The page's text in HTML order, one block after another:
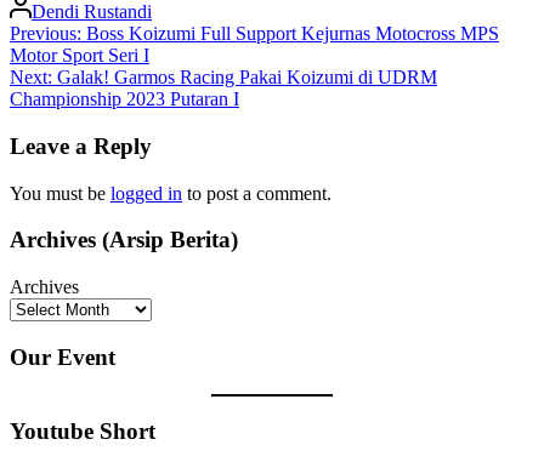
Dendi Rustandi
Post
navigation
Previous: Boss Koizumi Full Support Kejurnas Motocross MPS
Motor Sport Seri I
Next: Galak! Garmos Racing Pakai Koizumi di UDRM
Championship 2023 Putaran I
Leave a Reply
You must be logged in to post a comment.
Archives (Arsip Berita)
Archives
Our Event
Youtube Short